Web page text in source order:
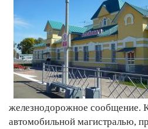
железнодорожное сообщение.
автомобильной магистралью,